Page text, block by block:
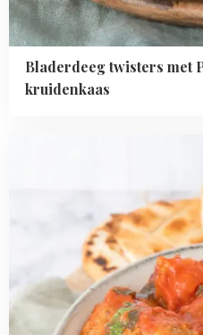
Bladerdeeg twisters met
kruidenkaas